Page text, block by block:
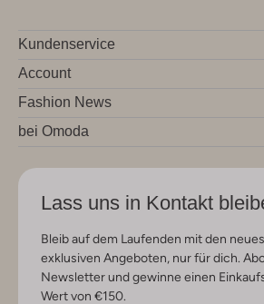
Kundenservice
Account
Fashion News
bei Omoda
Lass uns in Kontakt
Bleib auf dem Laufenden mit den
exklusiven Angeboten, nur für dich.
Newsletter und gewinne einen
Wert von €150.